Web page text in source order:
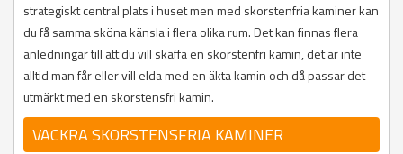
strategiskt central plats i huset men med skorstenfria kaminer kan
du få samma sköna känsla i flera olika rum. Det kan finnas flera
anledningar till att du vill skaffa en skorstenfri kamin, det är inte
alltid man får eller vill elda med en äkta kamin och då passar det
utmärkt med en skorstensfri kamin.
VACKRA SKORSTENSFRIA KAMINER